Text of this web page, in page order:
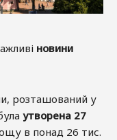
новини
розташований у
утворена 27
в понад 26 тис.